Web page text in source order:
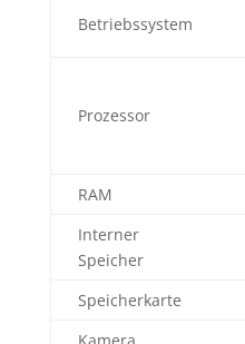
Betriebssystem
Prozessor
RAM
Interner
Speicher
Speicherkarte